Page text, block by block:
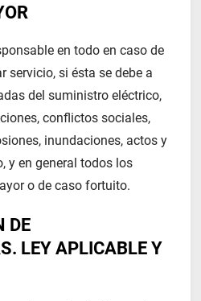
en todo en caso de
servicio, si ésta se debe a
del suministro eléctrico,
conflictos sociales,
inundaciones, actos y
y en general todos los
o de caso fortuito.
DE
LEY APLICABLE Y